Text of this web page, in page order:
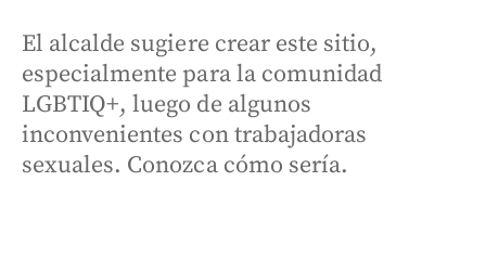
El alcalde sugiere crear este sitio,
especialmente para la comunidad
LGBTIQ+, luego de algunos
inconvenientes con trabajadoras
sexuales. Conozca cómo sería.